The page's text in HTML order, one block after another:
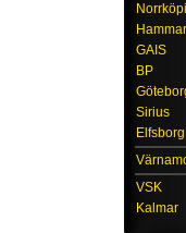
GAIS
BP
Sirius
Elfsborg
VSK
Kalmar